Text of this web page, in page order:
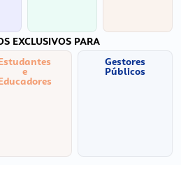
EXCLUSIVOS PARA
e
Gestores
Públicos